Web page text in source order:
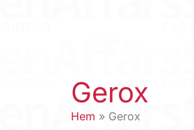
Gerox
Hem Gerox